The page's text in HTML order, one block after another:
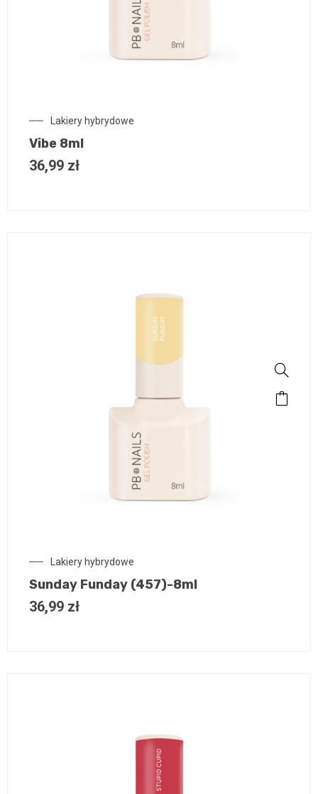
Lakiery hybrydowe
Vibe 8ml
36,99 zł
Lakiery hybrydowe
Sunday Funday (457)-8ml
36,99 zł